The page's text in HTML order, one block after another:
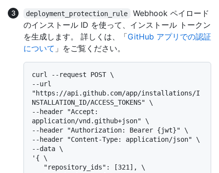
deployment_protection_rule
Webhook ペイロード
のインストール ID を使って、インストール トークン
を生成します。 詳しくは、「GitHub アプリでの認証
について 」をご覧ください。
curl --request POST \
--url
"https://api.github.com/app/installations/I
NSTALLATION_ID/ACCESS_TOKENS" \
--header "Accept:
application/vnd.github+json" \
--header "Authorization: Bearer {jwt}" \
--header "Content-Type: application/json" \
--data \
'{ \